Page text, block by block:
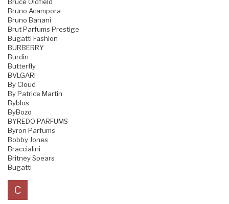
Bruce Oldfield
Bruno Acampora
Bruno Banani
Brut Parfums Prestige
Bugatti Fashion
BURBERRY
Burdin
Butterfly
BVLGARI
By Cloud
By Patrice Martin
Byblos
ByBozo
BYREDO PARFUMS
Byron Parfums
Bobby Jones
Braccialini
Britney Spears
Bugatti
C